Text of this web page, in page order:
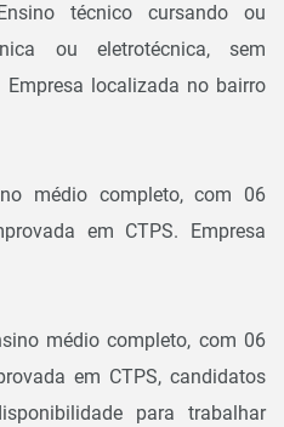
técnico cursando ou
ou eletrotécnica, sem
Empresa localizada no bairro
médio completo, com 06
em CTPS. Empresa
médio completo, com 06
em CTPS, candidatos
para trabalhar